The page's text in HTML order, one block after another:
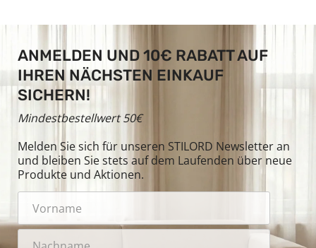
ANMELDEN UND 10€ RABATT AUF
IHREN NÄCHSTEN EINKAUF
SICHERN!
Mindestbestellwert 50€
Melden Sie sich für unseren STILORD Newsletter an
und bleiben Sie stets auf dem Laufenden über neue
Produkte und Aktionen.